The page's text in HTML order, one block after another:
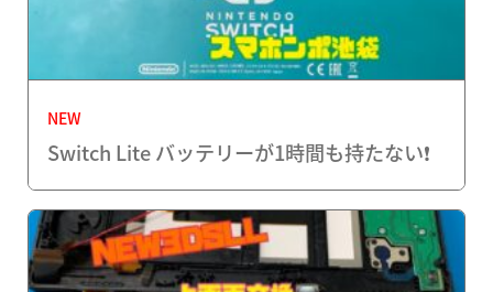
NEW
Switch Lite バッテリーが1時間も持たない❗️